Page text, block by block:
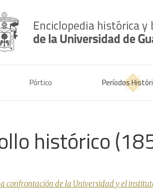
Pórtico Períodos
histórico
confrontación de la Universidad y el